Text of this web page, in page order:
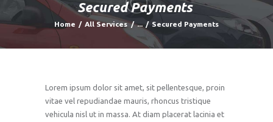
Secured Payments
Home All Services ... Secured Payments
CONTACT
PRIVACY POLICY
Lorem ipsum dolor sit amet, sit pellentesque, proin
vitae vel repudiandae mauris, rhoncus tristique
vehicula nisl ut in massa. At diam placerat lacinia et